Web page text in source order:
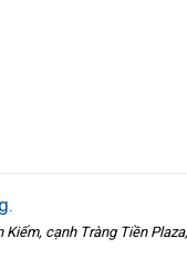
cạnh Tràng Tiền